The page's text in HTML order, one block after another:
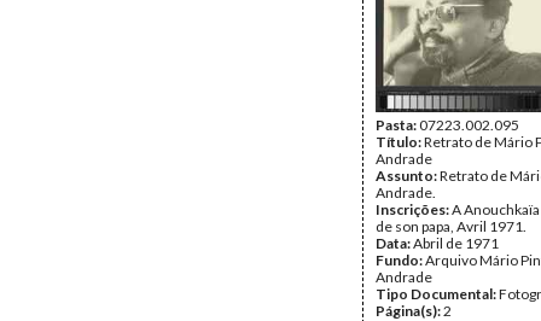
Pasta:07223.002.095
Título:Retrato de Mário
Andrade
Assunto:Retrato de
Andrade.
Inscrições:A
de son papa, Avril 1971.
Data:Abril de 1971
Fundo:Arquivo Mário
Andrade
Tipo Documental:
Página(s):2